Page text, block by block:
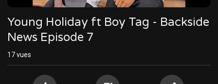
Young Holiday ft Boy Tag - Backside
News Episode 7
17vues